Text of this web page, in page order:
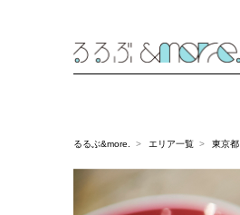
るるぶ&more. エリア一覧 東京都